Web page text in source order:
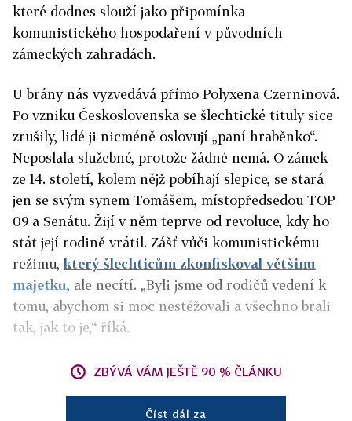
které dodnes slouží jako připomínka
komunistického hospodaření v původních
zámeckých zahradách.
U brány nás vyzvedává přímo Polyxena Czerninová.
Po vzniku Československa se šlechtické tituly sice
zrušily, lidé ji nicméně oslovují „paní hraběnko“.
Neposlala služebné, protože žádné nemá. O zámek
ze 14. století, kolem nějž pobíhají slepice, se stará
jen se svým synem Tomášem, místopředsedou TOP
09 a Senátu. Žijí v něm teprve od revoluce, kdy ho
stát její rodině vrátil. Zášť vůči komunistickému
režimu,který šlechticům zkonfiskoval většinu
majetku, ale necítí. „Byli jsme od rodičů vedení k
tomu, abychom si moc nestěžovali a všechno brali
tak, jak to je,“ říká.
ZBÝVÁ VÁM JEŠTĚ 90 % ČLÁNKU
Číst dál za